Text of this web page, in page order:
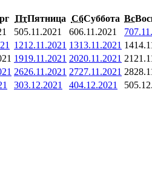
ПтПятница СбСуббота Вс
505.11.2021 606.11.2021 7
1212.11.2021 1313.11.2021 14
1919.11.2021 2020.11.2021 21
2626.11.2021 2727.11.2021 28
303.12.2021 404.12.2021 5